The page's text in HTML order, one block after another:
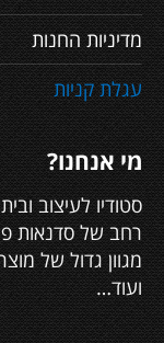
מדיניות החנות
עגלת קניות
מי אנחנו?
סטודיו לעיצוב
רחב של סדנאות
מגוון גדול של
ועוד…